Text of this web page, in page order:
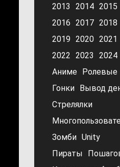
2013
2014 2015
2016 2017 2018
2019 2020 2021
2022 2023
2024
Аниме
Ролевые
Гонки
Вывод
Стрелялки
Зомби Unity
Пираты